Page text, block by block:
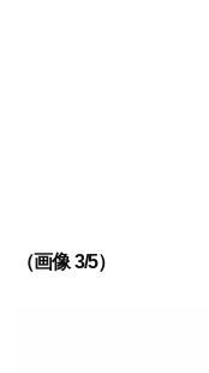
（画像 3/5）